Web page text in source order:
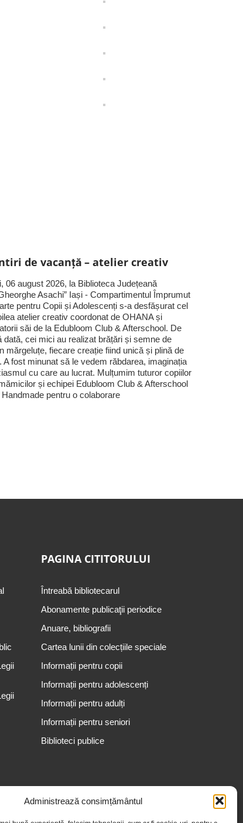
Administrează consimțământul
de vacanță – atelier creativ
06 august 2026, la Biblioteca Județeană
Asachi” Iași - Compartimentul Împrumut
pentru Copii și Adolescenți s-a desfășurat cel
atelier creativ coordonat de OHANA și
săi de la Edubloom Club & Afterschool. De
dată, cei mici au realizat brățări și semne de
mărgeluțe, fiecare creație fiind unică și plină de
A fost minunat să le vedem răbdarea, imaginația
cu care au lucrat. Mulțumim tuturor copiilor
și echipei Edubloom Club & Afterschool
pentru o colaborare
PAGINA CITITORULUI
Întreabă bibliotecarul
Abonamente publicaţii periodice
Anuare, bibliografii
Cartea lunii din colecțiile speciale
Informații pentru copii
Informații pentru adolescenți
Informații pentru adulți
Informații pentru seniori
Biblioteci publice